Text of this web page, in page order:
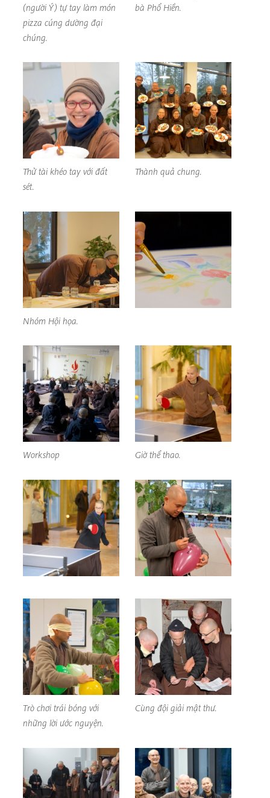
(người Ý) tự tay làm món
pizza cúng dường đại
chúng.
bà Phổ Hiền.
Thử tài khéo tay với đất
sét.
Thành quả chung.
Nhóm Hội họa.
Workshop Giờ thể thao.
Trò chơi trái bóng với
những lời ước nguyện.
Cùng đội giải mật thư.